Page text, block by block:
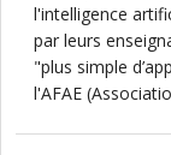
l'intelligence
par leurs
"plus simple
l'AFAE